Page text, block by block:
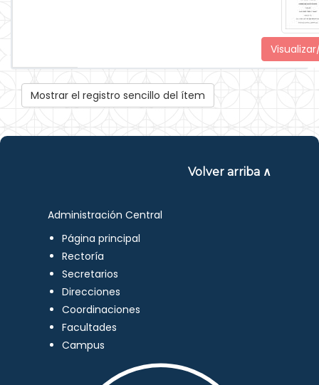
Mostrar el registro sencillo del ítem
Volver arriba ∧
Administración Central
Página principal
Rectoría
Secretarios
Direcciones
Coordinaciones
Facultades
Campus